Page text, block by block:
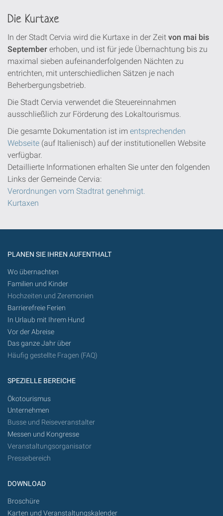
Die Kurtaxe
In der Stadt Cervia wird die Kurtaxe in der Zeit von mai bis
September erhoben, und ist für jede Übernachtung bis zu
maximal sieben aufeinanderfolgenden Nächten zu
entrichten, mit unterschiedlichen Sätzen je nach
Beherbergungsbetrieb.
Die Stadt Cervia verwendet die Steuereinnahmen
ausschließlich zur Förderung des Lokaltourismus.
Die gesamte Dokumentation ist im entsprechenden
Webseite (auf Italienisch) auf der institutionellen Website
verfügbar.
Detaillierte Informationen erhalten Sie unter den folgenden
Links der Gemeinde Cervia:
Verordnungen vom Stadtrat genehmigt.
Kurtaxen
PLANEN SIE IHREN AUFENTHALT
Wo übernachten
Familien und Kinder
Hochzeiten und Zeremonien
Barrierefreie Ferien
In Urlaub mit Ihrem Hund
Vor der Abreise
Das ganze Jahr über
Häufig gestellte Fragen (FAQ)
SPEZIELLE BEREICHE
Ökotourismus
Unternehmen
Busse und Reiseveranstalter
Messen und Kongresse
Veranstaltungsorganisator
Pressebereich
DOWNLOAD
Broschüre
Karten und Veranstaltungskalender